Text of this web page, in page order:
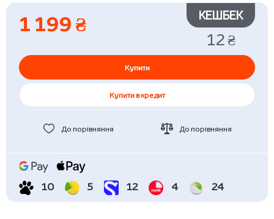
1 199 ₴ КЕШБЕК
12 ₴
Купити
Купити в кредит
До порівняння До порівняння
10 5 12 4 24